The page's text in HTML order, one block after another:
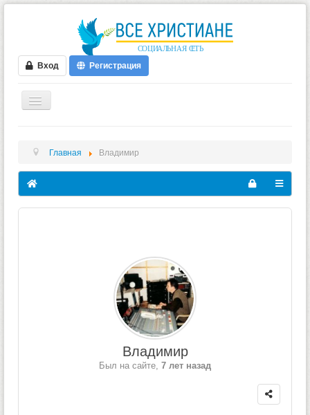
Вход Регистрация
ФОРУМ
ВИДЕО
БЛОГИ
Главная Владимир
Владимир
Был на сайте, 7 лет назад